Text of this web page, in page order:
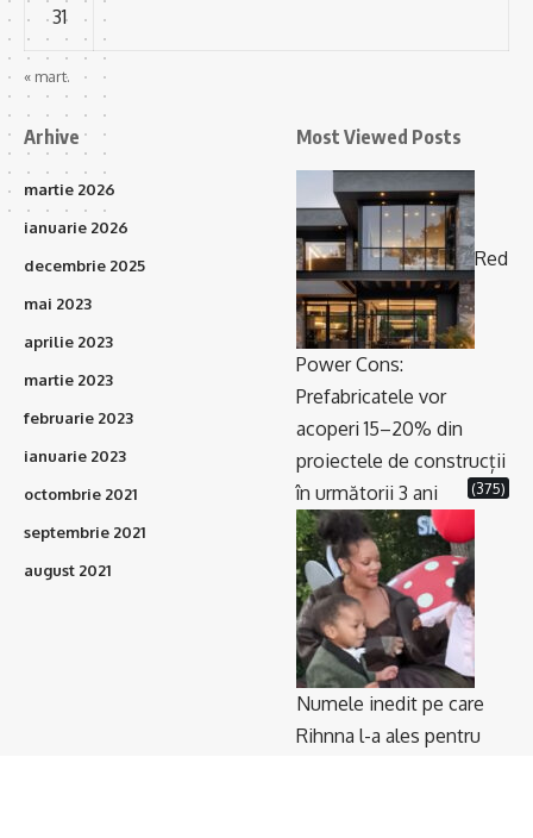
31
« mart.
Arhive
martie 2026
ianuarie 2026
decembrie 2025
mai 2023
aprilie 2023
martie 2023
februarie 2023
ianuarie 2023
octombrie 2021
septembrie 2021
august 2021
Most Viewed Posts
Red
Power Cons:
Prefabricatele vor
acoperi 15–20% din
proiectele de construcții
în următorii 3 ani
(375)
Numele inedit pe care
Rihnna l-a ales pentru